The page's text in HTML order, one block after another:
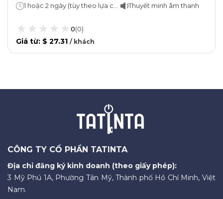
1 hoặc 2 ngày (tùy theo lựa chọn) Thuyết minh âm thanh
0(0)
Giá từ: $ 27.31 / khách
CÔNG TY CỔ PHẦN TATINTA
Địa chỉ đăng ký kinh doanh (theo giấy phép):
3 Mỹ Phú 1A, Phường Tân Mỹ, Thành phố Hồ Chí Minh, Việt
Nam.